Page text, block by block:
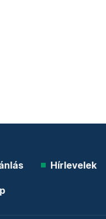
Hírlevelek